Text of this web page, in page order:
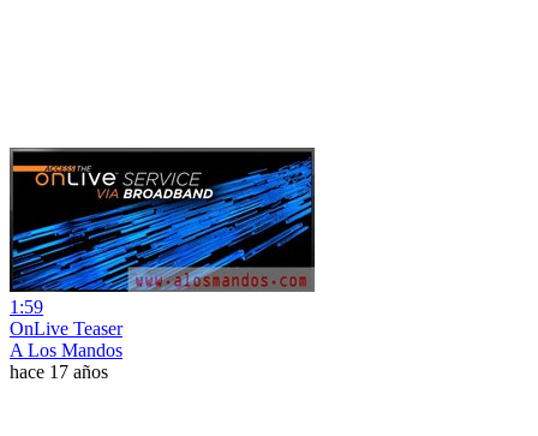
1:59
OnLive Teaser
A Los Mandos
hace 17 años